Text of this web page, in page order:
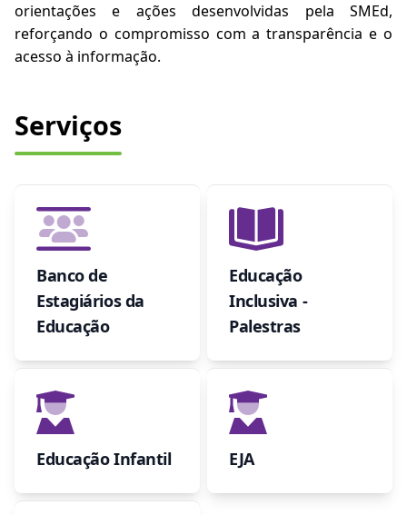
orientações e ações desenvolvidas pela SMEd,
reforçando o compromisso com a transparência e o
acesso à informação.
Serviços
Banco de
Estagiários da
Educação
Educação
Inclusiva -
Palestras
Educação Infantil EJA